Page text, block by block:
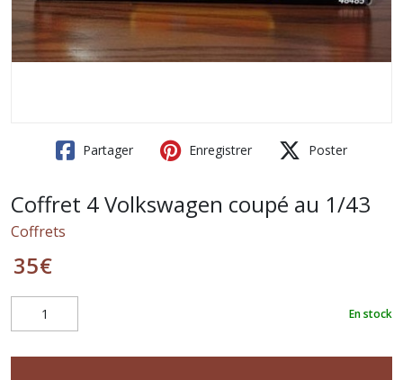
Partager Enregistrer Poster
Coffret 4 Volkswagen coupé au 1/43
Coffrets
35€
En stock